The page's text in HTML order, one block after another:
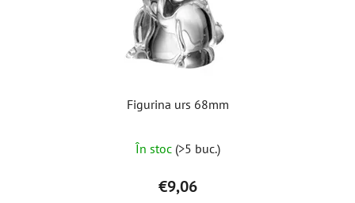
Figurina urs 68mm
medie
a
produsului
În stoc (>5 buc.)
€9,06